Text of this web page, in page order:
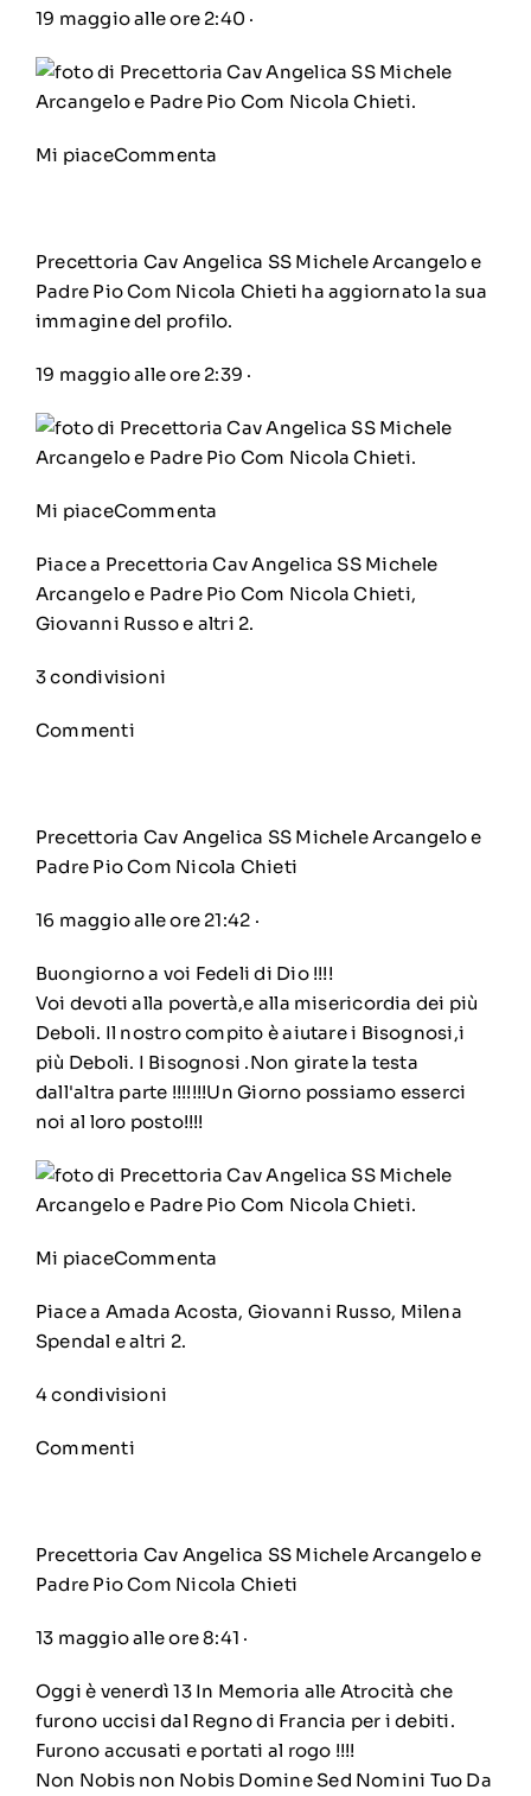
19 maggio alle ore 2:40 ·
Mi piaceCommenta
Precettoria Cav Angelica SS Michele Arcangelo e
Padre Pio Com Nicola Chieti ha aggiornato la sua
immagine del profilo.
19 maggio alle ore 2:39 ·
Mi piaceCommenta
Piace a Precettoria Cav Angelica SS Michele
Arcangelo e Padre Pio Com Nicola Chieti,
Giovanni Russo e altri 2.
3 condivisioni
Commenti
Precettoria Cav Angelica SS Michele Arcangelo e
Padre Pio Com Nicola Chieti
16 maggio alle ore 21:42 ·
Buongiorno a voi Fedeli di Dio !!!!
Voi devoti alla povertà,e alla misericordia dei più
Deboli. Il nostro compito è aiutare i Bisognosi,i
più Deboli. I Bisognosi .Non girate la testa
dall'altra parte !!!!!!!Un Giorno possiamo esserci
noi al loro posto!!!!
Mi piaceCommenta
Piace a Amada Acosta, Giovanni Russo, Milena
Spendal e altri 2.
4 condivisioni
Commenti
Precettoria Cav Angelica SS Michele Arcangelo e
Padre Pio Com Nicola Chieti
13 maggio alle ore 8:41 ·
Oggi è venerdì 13 In Memoria alle Atrocità che
furono uccisi dal Regno di Francia per i debiti.
Furono accusati e portati al rogo !!!!
Non Nobis non Nobis Domine Sed Nomini Tuo Da